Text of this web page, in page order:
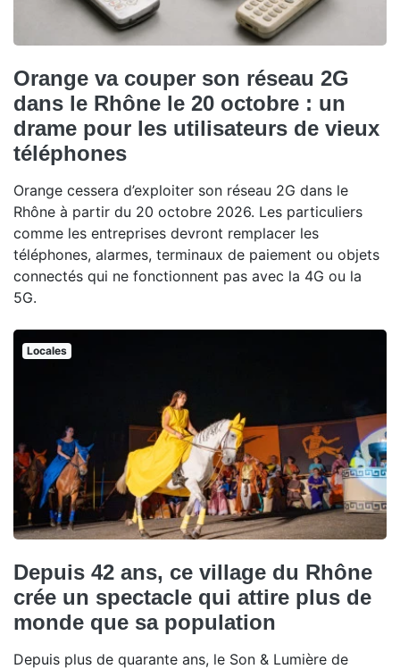
Orange va couper son réseau 2G
dans le Rhône le 20 octobre : un
drame pour les utilisateurs de vieux
téléphones
Orange cessera d’exploiter son réseau 2G dans le
Rhône à partir du 20 octobre 2026. Les particuliers
comme les entreprises devront remplacer les
téléphones, alarmes, terminaux de paiement ou objets
connectés qui ne fonctionnent pas avec la 4G ou la
5G.
Locales
Depuis 42 ans, ce village du Rhône
crée un spectacle qui attire plus de
monde que sa population
Depuis plus de quarante ans, le Son & Lumière de